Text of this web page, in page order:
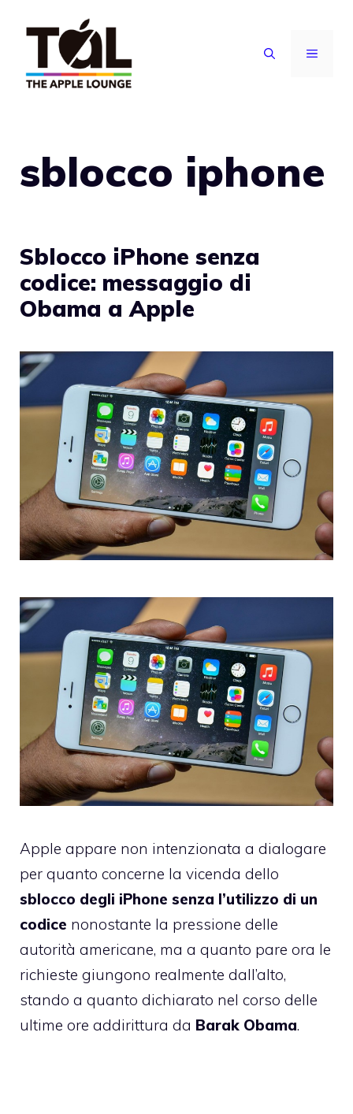
contenuto
MENU
sblocco iphone
Sblocco iPhone senza
codice: messaggio di
Obama a Apple
Apple appare non intenzionata a dialogare
per quanto concerne la vicenda dello
sblocco degli iPhone senza l’utilizzo di un
codice nonostante la pressione delle
autorità americane, ma a quanto pare ora le
richieste giungono realmente dall’alto,
stando a quanto dichiarato nel corso delle
ultime ore addirittura da Barak Obama.